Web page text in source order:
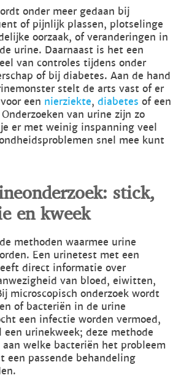
onder meer gedaan bij
of pijnlijk plassen, plotselinge
oorzaak, of veranderingen in
urine. Daarnaast is het een
van controles tijdens onder
of bij diabetes. Aan de hand
stelt de arts vast of er
een nierziekte, diabetes of een
Onderzoeken van urine zijn zo
er met weinig inspanning veel
snel mee kunt
stick,
en kweek
methoden waarmee urine
Een urinetest met een
direct informatie over
van bloed, eiwitten,
microscopisch onderzoek wordt
of bacteriën in de urine
een infectie worden vermoed,
urinekweek; deze methode
welke bacteriën het probleem
een passende behandeling